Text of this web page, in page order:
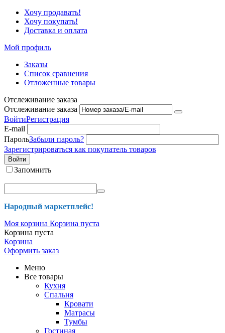
Хочу продавать!
Хочу покупать!
Доставка и оплата
Мой профиль
Заказы
Список сравнения
Отложенные товары
Отслеживание заказа
Отслеживание заказа
ВойтиРегистрация
E-mail
ПарольЗабыли пароль?
Зарегистрироваться как покупатель товаров
Войти
Запомнить
Народный маркетплейс!
Моя корзина Корзина пуста
Корзина пуста
Корзина
Оформить заказ
Меню
Все товары
Кухня
Спальня
Кровати
Матрасы
Тумбы
Гостиная